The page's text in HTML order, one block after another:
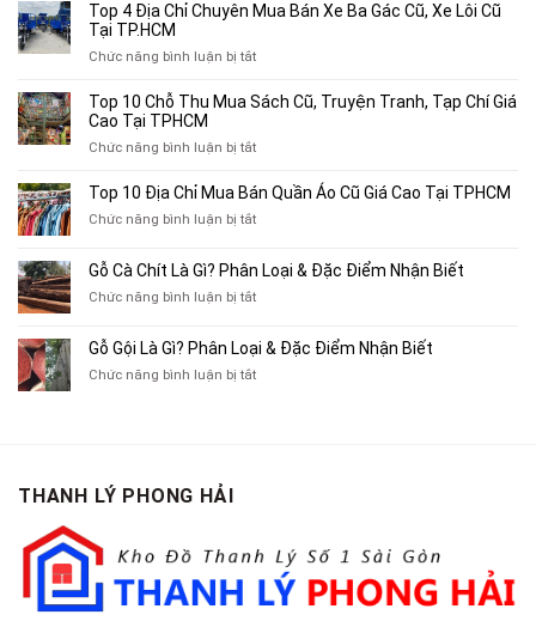
Top 4 Địa Chỉ Chuyên Mua Bán Xe Ba Gác Cũ, Xe Lôi Cũ
Tại TP.HCM
Chức năng bình luận bị tắtở
4
Bán
Xe
Cũ,
Xe
Cũ
TP.HCM
Top 10 Chỗ Thu Mua Sách Cũ, Truyện Tranh, Tạp Chí Giá
Cao Tại TPHCM
Chức năng bình luận bị tắtở
10
Thu
Sách
Tạp
Chí
Top 10 Địa Chỉ Mua Bán Quần Áo Cũ Giá Cao Tại TPHCM
Chức năng bình luận bị tắtở
Địa
Chỉ
Bán
Áo
Gỗ Cà Chít Là Gì? Phân Loại & Đặc Điểm Nhận Biết
Chức năng bình luận bị tắtở
Chít
Là
Gỗ Gội Là Gì? Phân Loại & Đặc Điểm Nhận Biết
Chức năng bình luận bị tắtở
Điểm
Nhận
Biết
THANH LÝ PHONG HẢI